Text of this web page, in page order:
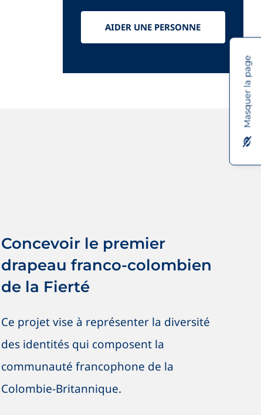
AIDER UNE PERSONNE
Concevoir le premier
drapeau franco-colombien
de la Fierté
Ce projet vise à représenter la diversité
des identités qui composent la
communauté francophone de la
Colombie-Britannique.
Masquer la page